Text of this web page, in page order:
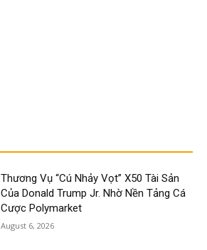
Thương Vụ “Cú Nhảy Vọt” X50 Tài Sản
Của Donald Trump Jr. Nhờ Nền Tảng Cá
Cược Polymarket
August 6, 2026